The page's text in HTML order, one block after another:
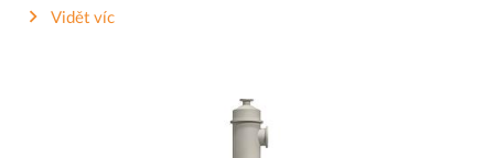
Vidět víc